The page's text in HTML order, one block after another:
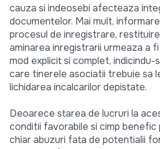
cauza si indeosebi afecteaza
documentelor. Mai mult,
procesul de inregistrare,
aminarea inregistrarii urmeaza a
mod explicit si complet,
care tinerele asociatii trebuie sa
lichidarea incalcarilor depistate.
Deoarece starea de lucruri la
conditii favorabile si cimp benefic
chiar abuzuri fata de potentialii